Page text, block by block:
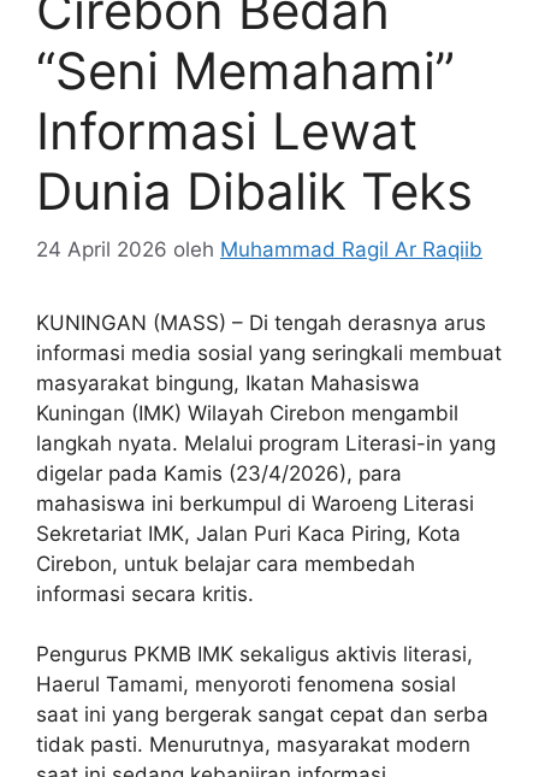
“Seni Memahami”
Informasi Lewat
Dunia Dibalik Teks
24 April 2026 oleh Muhammad Ragil Ar Raqiib
KUNINGAN (MASS) – Di tengah derasnya arus
informasi media sosial yang seringkali membuat
masyarakat bingung, Ikatan Mahasiswa
Kuningan (IMK) Wilayah Cirebon mengambil
langkah nyata. Melalui program Literasi-in yang
digelar pada Kamis (23/4/2026), para
mahasiswa ini berkumpul di Waroeng Literasi
Sekretariat IMK, Jalan Puri Kaca Piring, Kota
Cirebon, untuk belajar cara membedah
informasi secara kritis.
Pengurus PKMB IMK sekaligus aktivis literasi,
Haerul Tamami, menyoroti fenomena sosial
saat ini yang bergerak sangat cepat dan serba
tidak pasti. Menurutnya, masyarakat modern